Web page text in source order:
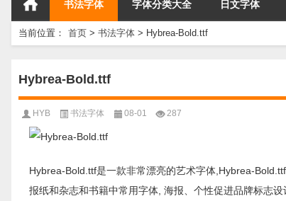
书法字体 字体分类大全 日文字体
当前位置： 首页 > 书法字体 > Hybrea-Bold.ttf
Hybrea-Bold.ttf
HYB 书法字体 08-01 287
Hybrea-Bold.ttf是一款非常漂亮的艺术字体,Hybrea-
报纸和杂志和书籍中常用字体, 海报、个性促进品牌标志设